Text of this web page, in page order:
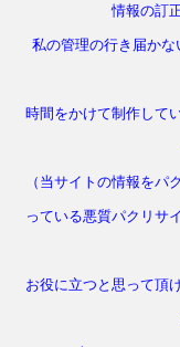
情報の訂
私の管理の行き届か
時間をかけて制作して
（当サイトの情報をパ
っている悪質パクリサ
お役に立つと思って頂